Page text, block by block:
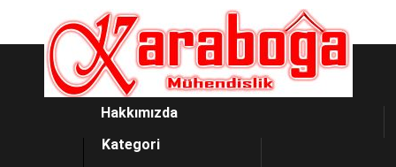
Hakkımızda
Kategori